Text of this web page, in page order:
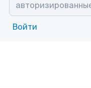
Войти